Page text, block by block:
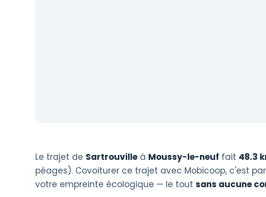
Le trajet de Sartrouville à Moussy-le-neuf fait 48.3
péages). Covoiturer ce trajet avec Mobicoop, c'est
votre empreinte écologique — le tout sans aucune